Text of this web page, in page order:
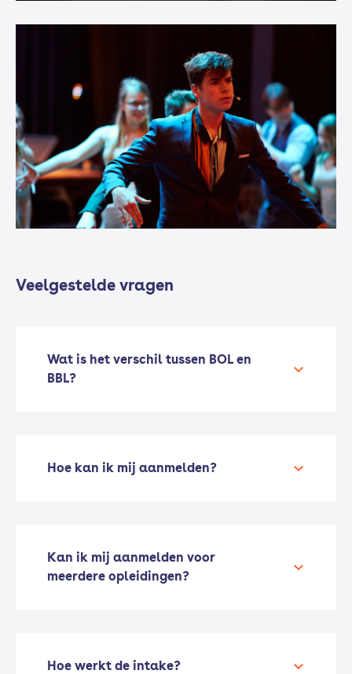
Veelgestelde vragen
Wat is het verschil tussen BOL en
BBL?
Hoe kan ik mij aanmelden?
Kan ik mij aanmelden voor
meerdere opleidingen?
Hoe werkt de intake?